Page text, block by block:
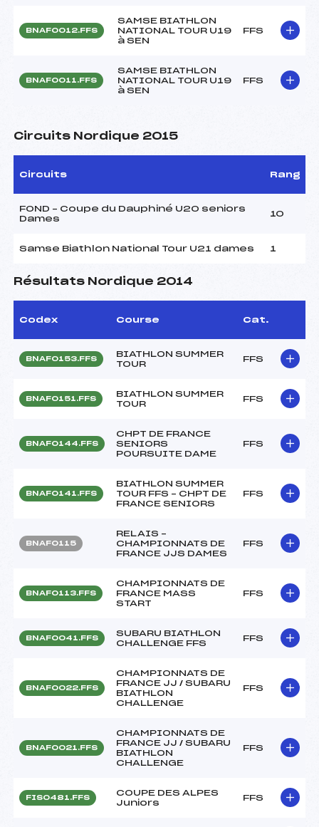
BNAF0012.FFS
SAMSE BIATHLON
NATIONAL TOUR U19
à SEN
FFS
BNAF0011.FFS
SAMSE BIATHLON
NATIONAL TOUR U19
à SEN
FFS
Circuits Nordique 2015
Circuits Rang
FOND – Coupe du Dauphiné U20 seniors
Dames
10
Samse Biathlon National Tour U21 dames 1
Résultats Nordique 2014
Codex Course Cat.
BNAF0153.FFS
BIATHLON SUMMER
TOUR
FFS
BNAF0151.FFS
BIATHLON SUMMER
TOUR
FFS
BNAF0144.FFS
CHPT DE FRANCE
SENIORS
POURSUITE DAME
FFS
BNAF0141.FFS
BIATHLON SUMMER
TOUR FFS – CHPT DE
FRANCE SENIORS
FFS
BNAF0115
RELAIS –
CHAMPIONNATS DE
FRANCE JJS DAMES
FFS
BNAF0113.FFS
CHAMPIONNATS DE
FRANCE MASS
START
FFS
BNAF0041.FFS
SUBARU BIATHLON
CHALLENGE FFS
FFS
BNAF0022.FFS
CHAMPIONNATS DE
FRANCE JJ / SUBARU
BIATHLON
CHALLENGE
FFS
BNAF0021.FFS
CHAMPIONNATS DE
FRANCE JJ / SUBARU
BIATHLON
CHALLENGE
FFS
FIS0481.FFS
COUPE DES ALPES
Juniors
FFS